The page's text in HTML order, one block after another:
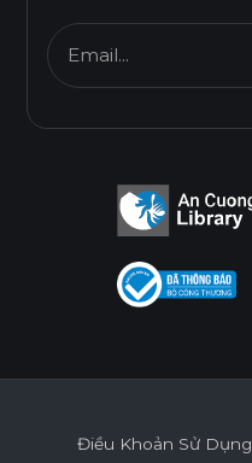
Email...
Điều Khoản Sử Dụng